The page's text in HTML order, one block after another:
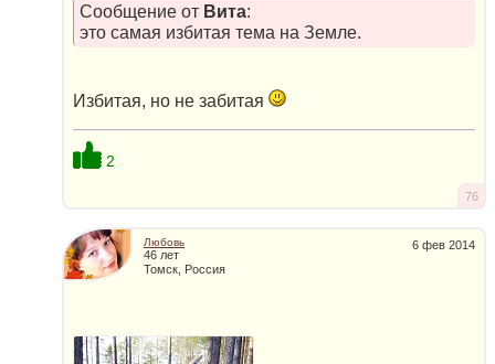
Сообщение от Вита:
это самая избитая тема на Земле.
Избитая, но не забитая
2
76
6 фев 2014
Любовь
46 лет
Томск, Россия